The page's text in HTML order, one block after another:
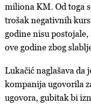
miliona KM. Od toga
trošak negativnih
godine nisu
ove godine zbog
Lukačić naglašava da
kompanija ugovorila
ugovora, gubitak bi